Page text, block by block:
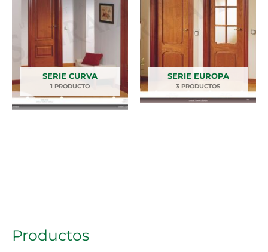
Productos
SERIE CURVA
1 PRODUCTO
SERIE EUROPA
3 PRODUCTOS